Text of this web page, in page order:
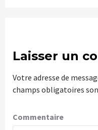
Laisser un
Votre adresse de
champs obligatoires
Commentaire